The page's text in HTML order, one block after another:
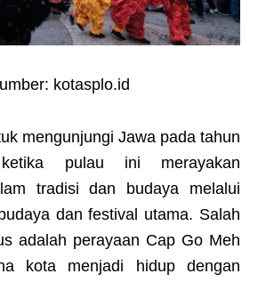
kotasplo.id
mengunjungi Jawa pada tahun
pulau ini merayakan
tradisi dan budaya melalui
dan festival utama. Salah
adalah perayaan Cap Go Meh
kota menjadi hidup dengan